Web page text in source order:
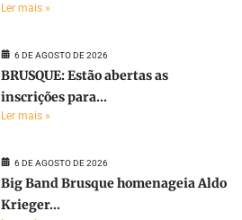
Ler mais »
6 DE AGOSTO DE 2026
BRUSQUE: Estão abertas as
inscrições para...
Ler mais »
6 DE AGOSTO DE 2026
Big Band Brusque homenageia Aldo
Krieger...